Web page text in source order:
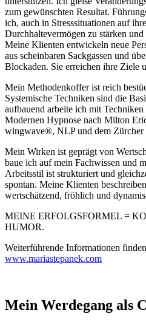
zum gewünschten Resultat.
ich, auch in Stresssituationen auf
Durchhaltevermögen zu stärken und
Meine Klienten entwickeln neue
aus scheinbaren Sackgassen und
Blockaden. Sie erreichen ihre Ziele
Mein Methodenkoffer ist reich
Systemische Techniken sind die
aufbauend arbeite ich mit
Modernen Hypnose nach Milton
wingwave®, NLP und dem Zürcher
Mein Wirken ist geprägt von
baue ich auf mein Fachwissen und
Arbeitsstil ist strukturiert und
spontan. Meine Klienten
wertschätzend, fröhlich und
MEINE ERFOLGSFORMEL =
HUMOR.
Weiterführende Informationen
www.mariastepanek.com
Mein Werdegang als